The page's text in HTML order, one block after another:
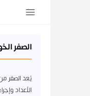
الصفر
يُعد الصفر
الأعداد